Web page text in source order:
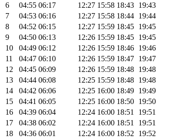
6
04:55 06:17 12:27 15:58 18:43 19:43
7
04:53 06:16 12:27 15:58 18:44 19:44
8
04:52 06:15 12:27 15:59 18:45 19:45
9
04:50 06:13 12:26 15:59 18:45 19:45
10
04:49 06:12 12:26 15:59 18:46 19:46
11
04:47 06:10 12:26 15:59 18:47 19:47
12
04:45 06:09 12:26 15:59 18:48 19:48
13
04:44 06:08 12:25 15:59 18:48 19:48
14
04:42 06:06 12:25 16:00 18:49 19:49
15
04:41 06:05 12:25 16:00 18:50 19:50
16
04:39 06:04 12:24 16:00 18:51
19:51
17
04:38 06:02 12:24 16:00 18:51
19:51
18
04:36 06:01 12:24 16:00 18:52
19:52